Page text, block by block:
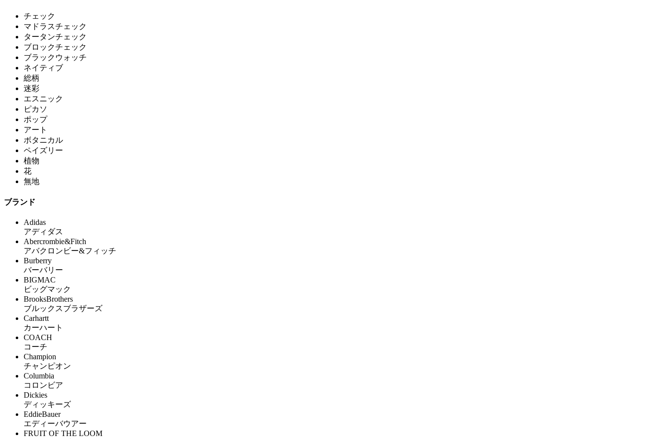
チェック
マドラスチェック
タータンチェック
ブロックチェック
ブラックウォッチ
ネイティブ
総柄
迷彩
エスニック
ピカソ
ポップ
アート
ボタニカル
ペイズリー
植物
花
無地
ブランド
Adidas
アディダス
Abercrombie&Fitch
アバクロンビー&フィッチ
Burberry
バーバリー
BIGMAC
ビッグマック
BrooksBrothers
ブルックスブラザーズ
Carhartt
カーハート
COACH
コーチ
Champion
チャンピオン
Columbia
コロンビア
Dickies
ディッキーズ
EddieBauer
エディーバウアー
FRUIT OF THE LOOM